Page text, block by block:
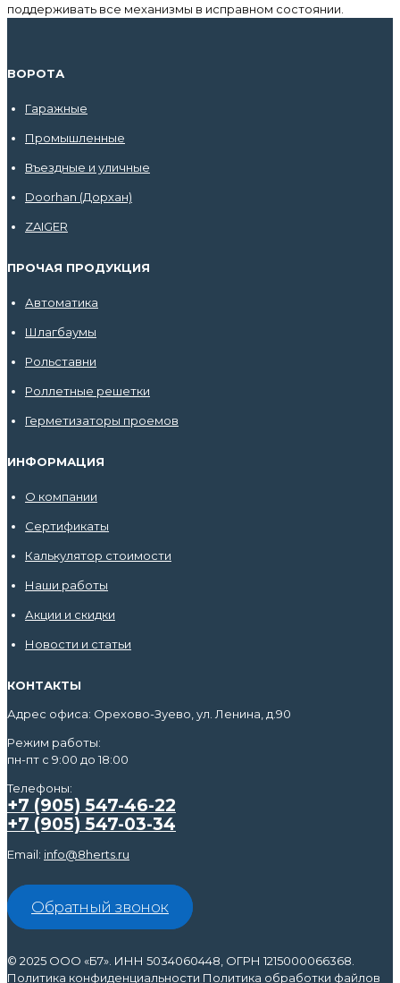
поддерживать все механизмы в исправном состоянии.
ВОРОТА
Гаражные
Промышленные
Въездные и уличные
Doorhan (Дорхан)
ZAIGER
ПРОЧАЯ ПРОДУКЦИЯ
Автоматика
Шлагбаумы
Рольставни
Роллетные решетки
Герметизаторы проемов
ИНФОРМАЦИЯ
О компании
Сертификаты
Калькулятор стоимости
Наши работы
Акции и скидки
Новости и статьи
КОНТАКТЫ
Адрес офиса: Орехово-Зуево, ул. Ленина, д.90
Режим работы:
пн-пт с 9:00 до 18:00
Телефоны:
+7 (905) 547-46-22
+7 (905) 547-03-34
Email: info@8herts.ru
Обратный звонок
© 2025 ООО «Б7». ИНН 5034060448, ОГРН 1215000066368.
Политика конфиденциальности Политика обработки файлов